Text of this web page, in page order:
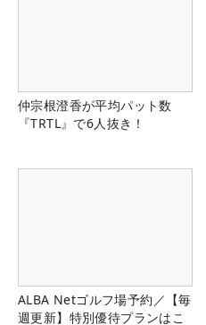
仲宗根澄香が平均パット数
『TRTL』で6人抜き！
ALBA Netゴルフ場予約／【毎
週更新】特別優待プランはこ